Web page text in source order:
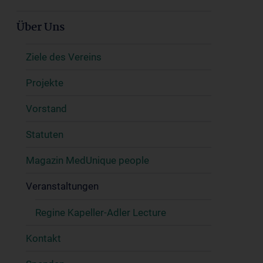
Über Uns
Ziele des Vereins
Projekte
Vorstand
Statuten
Magazin MedUnique people
Veranstaltungen
Regine Kapeller-Adler Lecture
Kontakt